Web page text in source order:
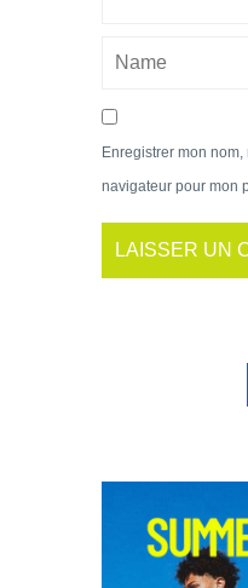
Enregistrer mon
navigateur pour mon